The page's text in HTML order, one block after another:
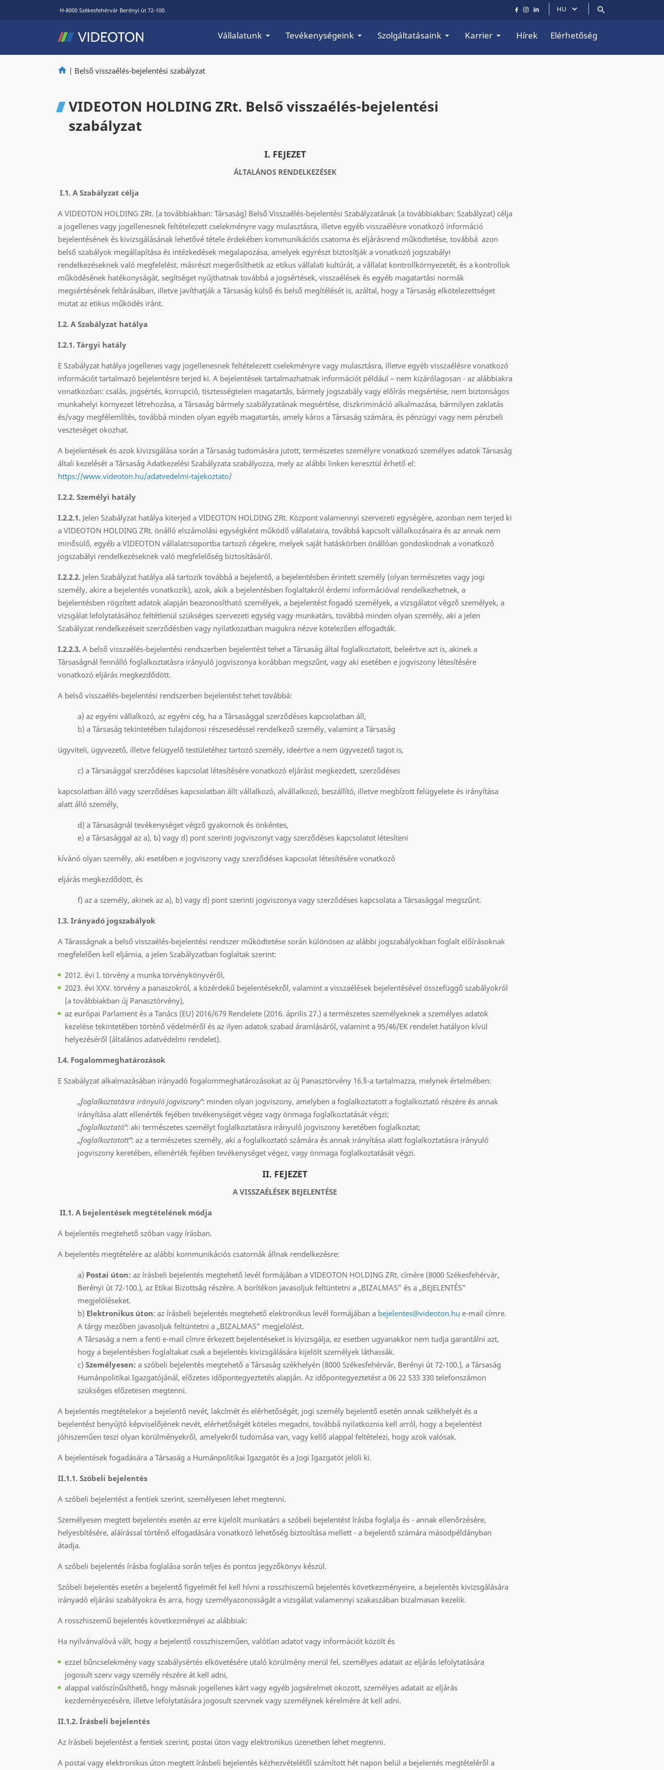
H-8000 Székesfehérvár Berényi út 72-100. HU
Vállalatunk Tevékenységeink Szolgáltatásaink Karrier Hírek Elérhetőség
| Belső visszaélés-bejelentési szabályzat
VIDEOTON HOLDING ZRt. Belső visszaélés-bejelentési
szabályzat
I. FEJEZET
ÁLTALÁNOS RENDELKEZÉSEK
I.1. A Szabályzat célja
A VIDEOTON HOLDING ZRt. (a továbbiakban: Társaság) Belső Visszaélés-bejelentési Szabályzatának (a továbbiakban: Szabályzat) célja
a jogellenes vagy jogellenesnek feltételezett cselekményre vagy mulasztásra, illetve egyéb visszaélésre vonatkozó információ
bejelentésének és kivizsgálásának lehetővé tétele érdekében kommunikációs csatorna és eljárásrend működtetése, továbbá azon
belső szabályok megállapítása és intézkedések megalapozása, amelyek egyrészt biztosítják a vonatkozó jogszabályi
rendelkezéseknek való megfelelést, másrészt megerősíthetik az etikus vállalati kultúrát, a vállalat kontrollkörnyezetét, és a kontrollok
működésének hatékonyságát, segítséget nyújthatnak továbbá a jogsértések, visszaélések és egyéb magatartási normák
megsértésének feltárásában, illetve javíthatják a Társaság külső és belső megítélését is, azáltal, hogy a Társaság elkötelezettséget
mutat az etikus működés iránt.
I.2. A Szabályzat hatálya
I.2.1. Tárgyi hatály
E Szabályzat hatálya jogellenes vagy jogellenesnek feltételezett cselekményre vagy mulasztásra, illetve egyéb visszaélésre vonatkozó
információt tartalmazó bejelentésre terjed ki. A bejelentések tartalmazhatnak információt például – nem kizárólagosan - az alábbiakra
vonatkozóan: csalás, jogsértés, korrupció, tisztességtelen magatartás, bármely jogszabály vagy előírás megsértése, nem biztonságos
munkahelyi környezet létrehozása, a Társaság bármely szabályzatának megsértése, diszkrimináció alkalmazása, bármilyen zaklatás
és/vagy megfélemlítés, továbbá minden olyan egyéb magatartás, amely káros a Társaság számára, és pénzügyi vagy nem pénzbeli
veszteséget okozhat.
A bejelentések és azok kivizsgálása során a Társaság tudomására jutott, természetes személyre vonatkozó személyes adatok Társaság
általi kezelését a Társaság Adatkezelési Szabályzata szabályozza, mely az alábbi linken keresztül érhető el:
https://www.videoton.hu/adatvedelmi-tajekoztato/
I.2.2. Személyi hatály
I.2.2.1. Jelen Szabályzat hatálya kiterjed a VIDEOTON HOLDING ZRt. Központ valamennyi szervezeti egységére, azonban nem terjed ki
a VIDEOTON HOLDING ZRt. önálló elszámolási egységként működő vállalataira, továbbá kapcsolt vállalkozásaira és az annak nem
minősülő, egyéb a VIDEOTON vállalatcsoportba tartozó cégekre, melyek saját hatáskörben önállóan gondoskodnak a vonatkozó
jogszabályi rendelkezéseknek való megfelelőség biztosításáról.
I.2.2.2. Jelen Szabályzat hatálya alá tartozik továbbá a bejelentő, a bejelentésben érintett személy (olyan természetes vagy jogi
személy, akire a bejelentés vonatkozik), azok, akik a bejelentésben foglaltakról érdemi információval rendelkezhetnek, a
bejelentésben rögzített adatok alapján beazonosítható személyek, a bejelentést fogadó személyek, a vizsgálatot végző személyek, a
vizsgálat lefolytatásához feltétlenül szükséges szervezeti egység vagy munkatárs, továbbá minden olyan személy, aki a jelen
Szabályzat rendelkezéseit szerződésben vagy nyilatkozatban magukra nézve kötelezően elfogadták.
I.2.2.3. A belső visszaélés-bejelentési rendszerben bejelentést tehet a Társaság által foglalkoztatott, beleértve azt is, akinek a
Társaságnál fennálló foglalkoztatásra irányuló jogviszonya korábban megszűnt, vagy aki esetében e jogviszony létesítésére
vonatkozó eljárás megkezdődött.
A belső visszaélés-bejelentési rendszerben bejelentést tehet továbbá:
a) az egyéni vállalkozó, az egyéni cég, ha a Társasággal szerződéses kapcsolatban áll,
b) a Társaság tekintetében tulajdonosi részesedéssel rendelkező személy, valamint a Társaság
ügyviteli, ügyvezető, illetve felügyelő testületéhez tartozó személy, ideértve a nem ügyvezető tagot is,
c) a Társasággal szerződéses kapcsolat létesítésére vonatkozó eljárást megkezdett, szerződéses
kapcsolatban álló vagy szerződéses kapcsolatban állt vállalkozó, alvállalkozó, beszállító, illetve megbízott felügyelete és irányítása
alatt álló személy,
d) a Társaságnál tevékenységet végző gyakornok és önkéntes,
e) a Társasággal az a), b) vagy d) pont szerinti jogviszonyt vagy szerződéses kapcsolatot létesíteni
kívánó olyan személy, aki esetében e jogviszony vagy szerződéses kapcsolat létesítésére vonatkozó
eljárás megkezdődött, és
f) az a személy, akinek az a), b) vagy d) pont szerinti jogviszonya vagy szerződéses kapcsolata a Társasággal megszűnt.
I.3. Irányadó jogszabályok
A Tárasságnak a belső visszaélés-bejelentési rendszer működtetése során különösen az alábbi jogszabályokban foglalt előírásoknak
megfelelően kell eljárnia, a jelen Szabályzatban foglaltak szerint:
2012. évi I. törvény a munka törvénykönyvéről,
2023. évi XXV. törvény a panaszokról, a közérdekű bejelentésekről, valamint a visszaélések bejelentésével összefüggő szabályokról
(a továbbiakban új Panasztörvény),
az európai Parlament és a Tanács (EU) 2016/679 Rendelete (2016. április 27.) a természetes személyeknek a személyes adatok
kezelése tekintetében történő védelméről és az ilyen adatok szabad áramlásáról, valamint a 95/46/EK rendelet hatályon kívül
helyezéséről (általános adatvédelmi rendelet).
I.4. Fogalommeghatározások
E Szabályzat alkalmazásában irányadó fogalommeghatározásokat az új Panasztörvény 16.§-a tartalmazza, melynek értelmében:
„foglalkoztatásra irányuló jogviszony”: minden olyan jogviszony, amelyben a foglalkoztatott a foglalkoztató részére és annak
irányítása alatt ellenérték fejében tevékenységet végez vagy önmaga foglalkoztatását végzi;
„foglalkoztató”: aki természetes személyt foglalkoztatásra irányuló jogviszony keretében foglalkoztat;
„foglalkoztatott”: az a természetes személy, aki a foglalkoztató számára és annak irányítása alatt foglalkoztatásra irányuló
jogviszony keretében, ellenérték fejében tevékenységet végez, vagy önmaga foglalkoztatását végzi.
II. FEJEZET
A VISSZAÉLÉSEK BEJELENTÉSE
II.1. A bejelentések megtételének módja
A bejelentés megtehető szóban vagy írásban.
A bejelentés megtételére az alábbi kommunikációs csatornák állnak rendelkezésre:
a) Postai úton: az írásbeli bejelentés megtehető levél formájában a VIDEOTON HOLDING ZRt. címére (8000 Székesfehérvár,
Berényi út 72-100.), az Etikai Bizottság részére. A borítékon javasoljuk feltüntetni a „BIZALMAS” és a „BEJELENTÉS”
megjelöléseket.
b) Elektronikus úton: az írásbeli bejelentés megtehető elektronikus levél formájában a bejelentes@videoton.hu e-mail címre.
A tárgy mezőben javasoljuk feltüntetni a „BIZALMAS” megjelölést.
A Társaság a nem a fenti e-mail címre érkezett bejelentéseket is kivizsgálja, ez esetben ugyanakkor nem tudja garantálni azt,
hogy a bejelentésben foglaltakat csak a bejelentés kivizsgálására kijelölt személyek láthassák.
c) Személyesen: a szóbeli bejelentés megtehető a Társaság székhelyén (8000 Székesfehérvár, Berényi út 72-100.), a Társaság
Humánpolitikai Igazgatójánál, előzetes időpontegyeztetés alapján. Az időpontegyeztetést a 06 22 533 330 telefonszámon
szükséges előzetesen megtenni.
A bejelentés megtételekor a bejelentő nevét, lakcímét és elérhetőségét, jogi személy bejelentő esetén annak székhelyét és a
bejelentést benyújtó képviselőjének nevét, elérhetőségét köteles megadni, továbbá nyilatkoznia kell arról, hogy a bejelentést
jóhiszeműen teszi olyan körülményekről, amelyekről tudomása van, vagy kellő alappal feltételezi, hogy azok valósak.
A bejelentések fogadására a Társaság a Humánpolitikai Igazgatót és a Jogi Igazgatót jelöli ki.
II.1.1. Szóbeli bejelentés
A szóbeli bejelentést a fentiek szerint, személyesen lehet megtenni.
Személyesen megtett bejelentés esetén az erre kijelölt munkatárs a szóbeli bejelentést írásba foglalja és - annak ellenőrzésére,
helyesbítésére, aláírással történő elfogadására vonatkozó lehetőség biztosítása mellett - a bejelentő számára másodpéldányban
átadja.
A szóbeli bejelentés írásba foglalása során teljes és pontos jegyzőkönyv készül.
Szóbeli bejelentés esetén a bejelentő figyelmét fel kell hívni a rosszhiszemű bejelentés következményeire, a bejelentés kivizsgálására
irányadó eljárási szabályokra és arra, hogy személyazonosságát a vizsgálat valamennyi szakaszában bizalmasan kezelik.
A rosszhiszemű bejelentés következményei az alábbiak:
Ha nyilvánvalóvá vált, hogy a bejelentő rosszhiszeműen, valótlan adatot vagy információt közölt és
ezzel bűncselekmény vagy szabálysértés elkövetésére utaló körülmény merül fel, személyes adatait az eljárás lefolytatására
jogosult szerv vagy személy részére át kell adni,
alappal valószínűsíthető, hogy másnak jogellenes kárt vagy egyéb jogsérelmet okozott, személyes adatait az eljárás
kezdeményezésére, illetve lefolytatására jogosult szervnek vagy személynek kérelmére át kell adni.
II.1.2. Írásbeli bejelentés
Az írásbeli bejelentést a fentiek szerint, postai úton vagy elektronikus üzenetben lehet megtenni.
A postai vagy elektronikus úton megtett írásbeli bejelentés kézhezvételétől számított hét napon belül a bejelentés megtételéről a